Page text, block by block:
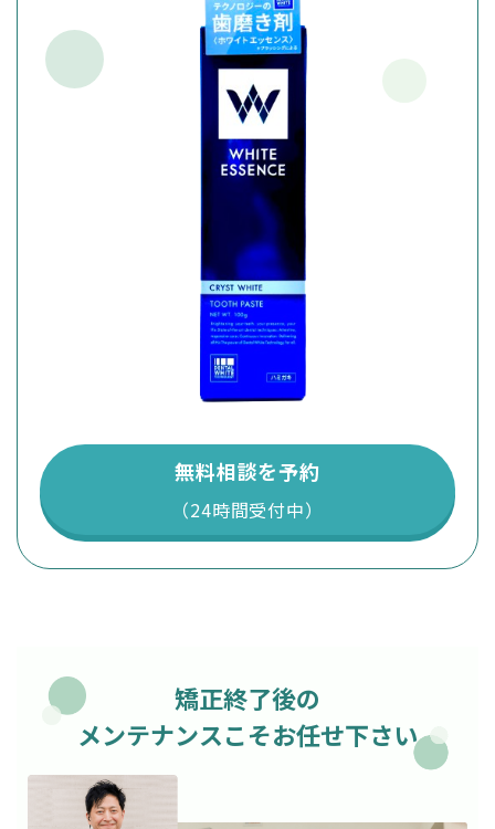
無料相談を予約
（24時間受付中）
矯正終了後の
メンテナンスこそお任せ下さい